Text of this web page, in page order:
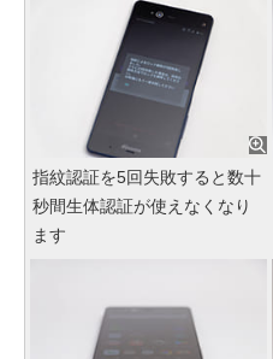
指紋認証を5回失敗すると数十
秒間生体認証が使えなくなり
ます